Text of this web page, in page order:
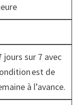
jours sur 7 avec
est de
à l’avance.